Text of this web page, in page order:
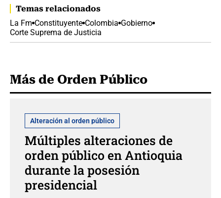
Temas relacionados
La Fm Constituyente Colombia Gobierno
Corte Suprema de Justicia
Más de Orden Público
Alteración al orden público
Múltiples alteraciones de
orden público en Antioquia
durante la posesión
presidencial